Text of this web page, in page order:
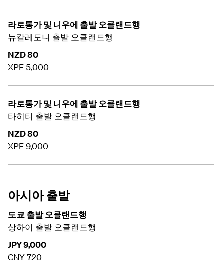
라로통가 및 니우에 출발 오클랜드행
뉴칼레도니 출발 오클랜드행
NZD 80
XPF 5,000
라로통가 및 니우에 출발 오클랜드행
타히티 출발 오클랜드행
NZD 80
XPF 9,000
아시아 출발
도쿄 출발 오클랜드행
상하이 출발 오클랜드행
JPY 9,000
CNY 720